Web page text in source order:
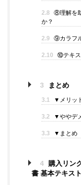
2.8
⑧理解を
か？
2.9 ⑨カラフ
2.10 ⑩テキス
3 まとめ
3.1 ▼メリッ
3.2 ▼ややデ
3.3 ▼まとめ
4
購入リン
書 基本テキスト